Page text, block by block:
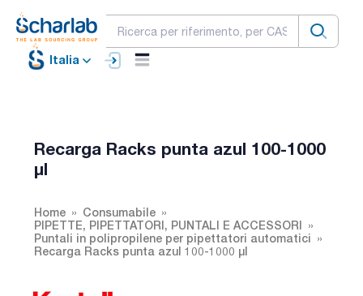
Italia
Recarga Racks punta azul 100-1000
µl
Home
Consumabile
PIPETTE, PIPETTATORI, PUNTALI E ACCESSORI
Puntali in polipropilene per pipettatori automatici
Recarga Racks punta azul 100-1000 µl